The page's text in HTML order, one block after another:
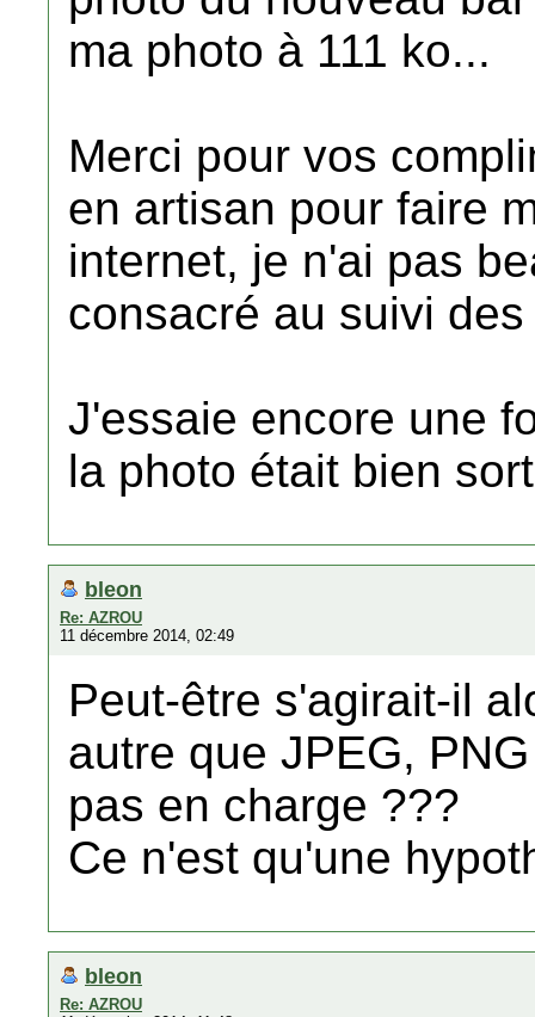
ma photo à 111 ko...
Merci pour vos
en artisan pour faire
internet, je n'ai pas
consacré au suivi
J'essaie encore une
la photo était bien
bleon
Re: AZROU
11 décembre 2014, 02:49
Peut-être s'agirait-il
autre que JPEG,
pas en charge ???
Ce n'est qu'une
bleon
Re: AZROU